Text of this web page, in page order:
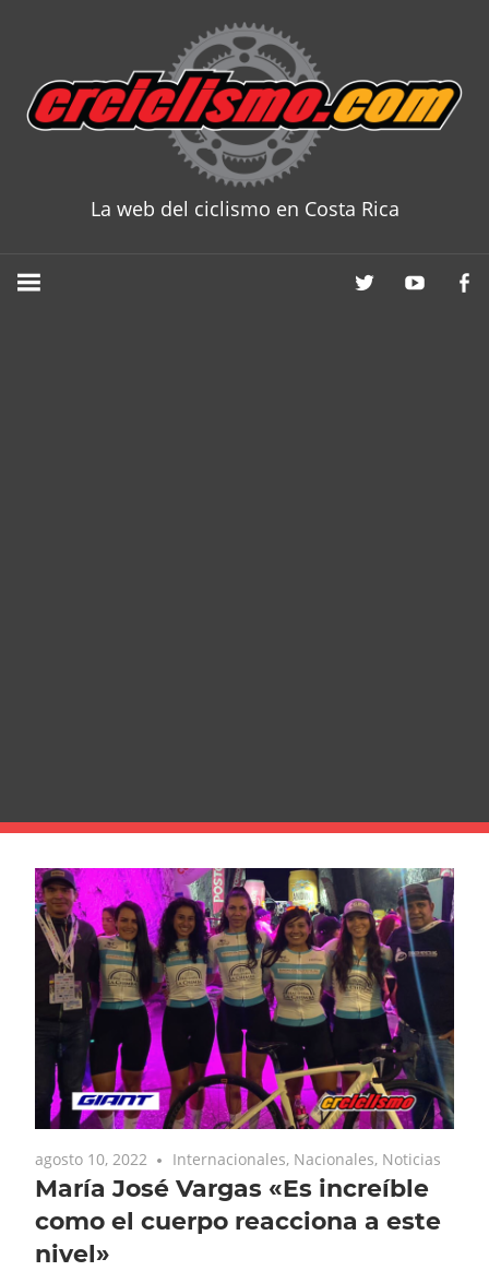
content
La web del ciclismo en Costa Rica
agosto 10, 2022 Internacionales, Nacionales, Noticias
María José Vargas «Es increíble
como el cuerpo reacciona a este
nivel»